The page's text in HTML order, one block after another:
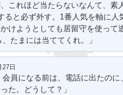
、これほど当たらないなんて、素
ると必ず外す。1番人気を軸に人
けようとしても居留守を使って
たまには当ててくれ。」
日
会員になる前は、電話に出たのに
た。どうして？」